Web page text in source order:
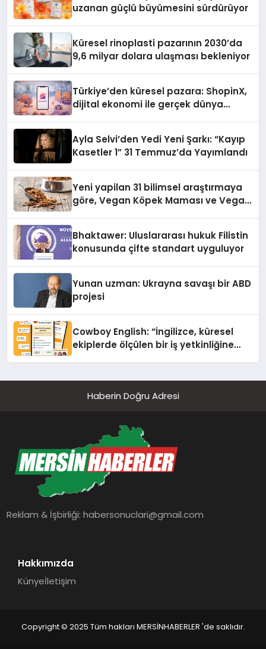
uzanan güçlü büyümesini sürdürüyor
Küresel rinoplasti pazarının 2030’da
9,6 milyar dolara ulaşması bekleniyor
Türkiye’den küresel pazara: ShopinX,
dijital ekonomi ile gerçek dünya
Ayla Selvi’den Yedi Yeni Şarkı: “Kayıp
Kasetler 1” 31 Temmuz’da Yayımlandı
Yeni yapilan 31 bilimsel araştırmaya
göre, Vegan Köpek Maması ve Vegan
Bhaktawer: Uluslararası hukuk Filistin
konusunda çifte standart uyguluyor
Yunan uzman: Ukrayna savaşı bir ABD
projesi
Cowboy English: “İngilizce, küresel
ekiplerde ölçülen bir iş yetkinliğine
Haberin Doğru Adresi
Reklam & İşbirliği:habersonuclari@gmail.com
Hakkımızda
Künyeİletişim
Copyright © 2025 Tüm hakları MERSİNHABERLER 'de saklıdır.